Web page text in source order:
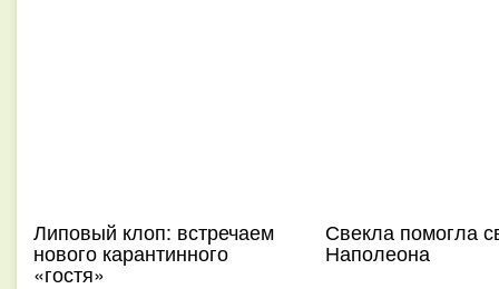
Липовый клоп: встречаем
нового карантинного
«гостя»
Свекла помогла
Наполеона